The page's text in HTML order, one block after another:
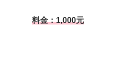
料金：1,000元